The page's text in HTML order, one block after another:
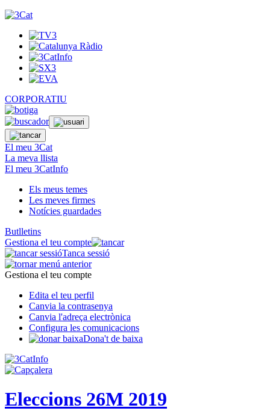
CORPORATIU
El meu 3Cat
La meva llista
El meu 3CatInfo
Els meus temes
Les meves firmes
Notícies guardades
Butlletins
Gestiona el teu compte
Tanca sessió
Gestiona el teu compte
Edita el teu perfil
Canvia la contrasenya
Canvia l'adreça electrònica
Configura les comunicacions
Dona't de baixa
Eleccions 26M 2019